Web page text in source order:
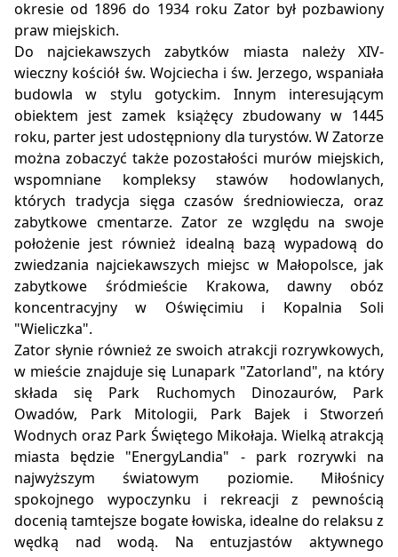
okresie od 1896 do 1934 roku Zator był pozbawiony
praw miejskich.
Do najciekawszych zabytków miasta należy XIV-
wieczny kościół św. Wojciecha i św. Jerzego, wspaniała
budowla w stylu gotyckim. Innym interesującym
obiektem jest zamek książęcy zbudowany w 1445
roku, parter jest udostępniony dla turystów. W Zatorze
można zobaczyć także pozostałości murów miejskich,
wspomniane kompleksy stawów hodowlanych,
których tradycja sięga czasów średniowiecza, oraz
zabytkowe cmentarze. Zator ze względu na swoje
położenie jest również idealną bazą wypadową do
zwiedzania najciekawszych miejsc w Małopolsce, jak
zabytkowe śródmieście Krakowa, dawny obóz
koncentracyjny w Oświęcimiu i Kopalnia Soli
"Wieliczka".
Zator słynie również ze swoich atrakcji rozrywkowych,
w mieście znajduje się Lunapark "Zatorland", na który
składa się Park Ruchomych Dinozaurów, Park
Owadów, Park Mitologii, Park Bajek i Stworzeń
Wodnych oraz Park Świętego Mikołaja. Wielką atrakcją
miasta będzie "EnergyLandia" - park rozrywki na
najwyższym światowym poziomie. Miłośnicy
spokojnego wypoczynku i rekreacji z pewnością
docenią tamtejsze bogate łowiska, idealne do relaksu z
wędką nad wodą. Na entuzjastów aktywnego